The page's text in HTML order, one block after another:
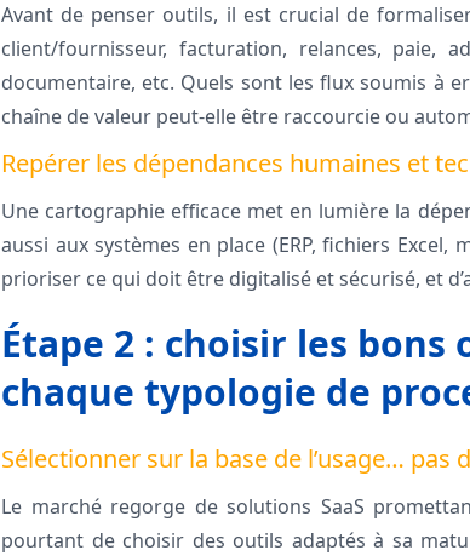
Avant de penser outils, il est crucial de
client/fournisseur, facturation, relances, paie,
documentaire, etc. Quels sont les flux soumis à
chaîne de valeur peut-elle être raccourcie ou
Repérer les dépendances humaines et
Une cartographie efficace met en lumière la
aussi aux systèmes en place (ERP, fichiers
prioriser ce qui doit être digitalisé et sécurisé, et
Étape 2 : choisir les
chaque typologie de
Sélectionner sur la base de l’usage…
Le marché regorge de solutions SaaS
pourtant de choisir des outils adaptés à sa